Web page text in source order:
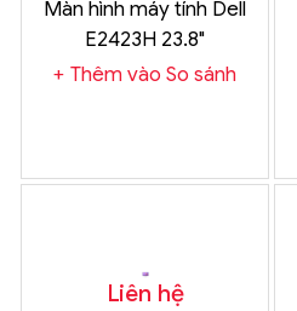
Màn hình máy tính Dell
E2423H 23.8"
Thêm vào So sánh
Liên hệ